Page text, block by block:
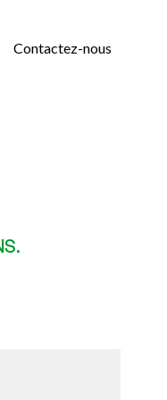
Contactez-nous